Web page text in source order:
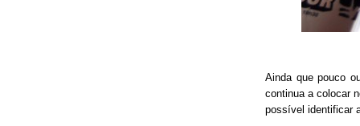
Ainda que pouco
continua a colocar
possível identificar